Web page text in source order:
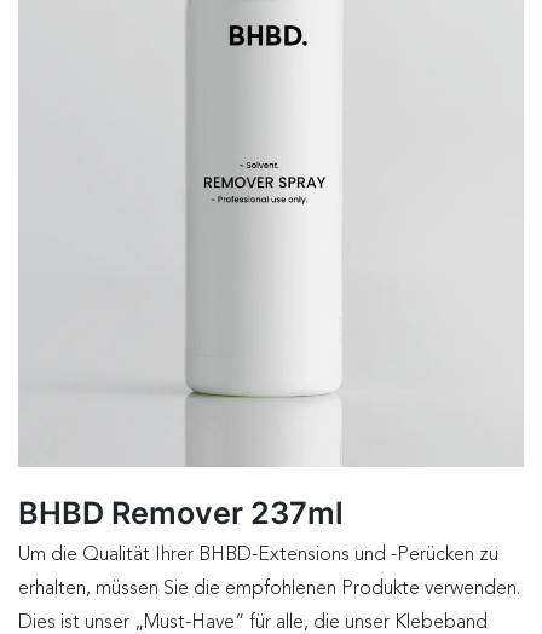
BHBD Remover 237ml
Um die Qualität Ihrer BHBD-Extensions und -Perücken zu
erhalten, müssen Sie die empfohlenen Produkte verwenden.
Dies ist unser „Must-Have“ für alle, die unser Klebeband